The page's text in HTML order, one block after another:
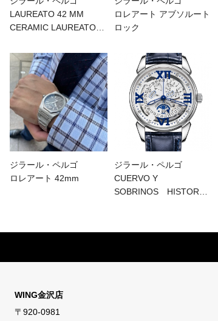
LAUREATO 42 MM
CERAMIC LAUREATO…
ロレアート アブソルート
ロック
ジラール・ペルゴ
ロレアート 42mm
ジラール・ペルゴ
CUERVO Y
SOBRINOS HISTOR
WING金沢店
〒920-0981